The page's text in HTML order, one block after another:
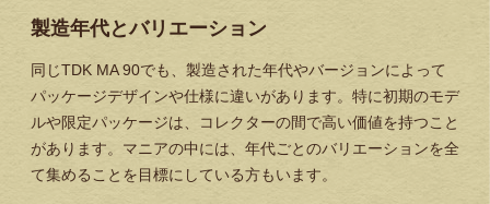
製造年代とバリエーション
同じTDK MA 90でも、製造された年代やバージョンによって
パッケージデザインや仕様に違いがあります。特に初期のモデ
ルや限定パッケージは、コレクターの間で高い価値を持つこと
があります。マニアの中には、年代ごとのバリエーションを全
て集めることを目標にしている方もいます。